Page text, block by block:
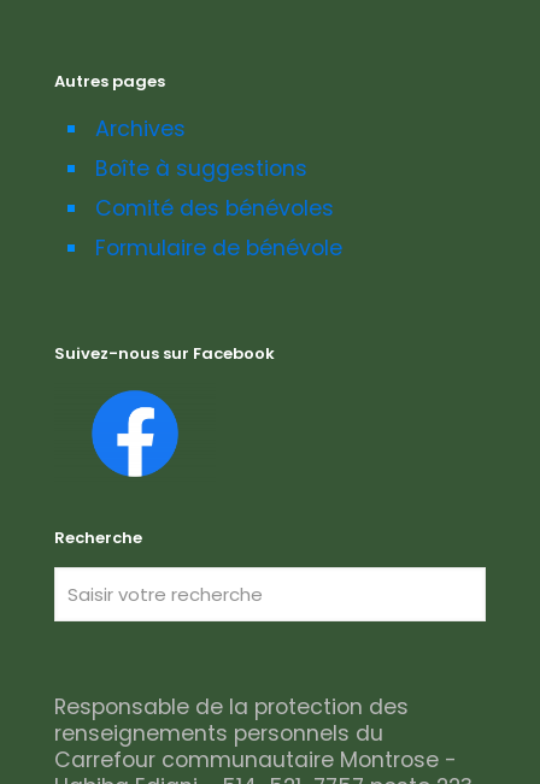
Autres pages
Archives
Boîte à suggestions
Comité des bénévoles
Formulaire de bénévole
Suivez-nous sur Facebook
Recherche
Responsable de la protection des
renseignements personnels du
Carrefour communautaire Montrose -